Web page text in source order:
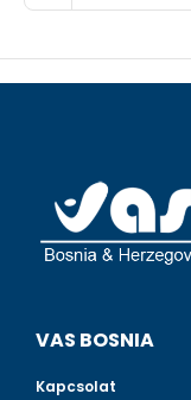
VAS BOSNIA
Kapcsolat